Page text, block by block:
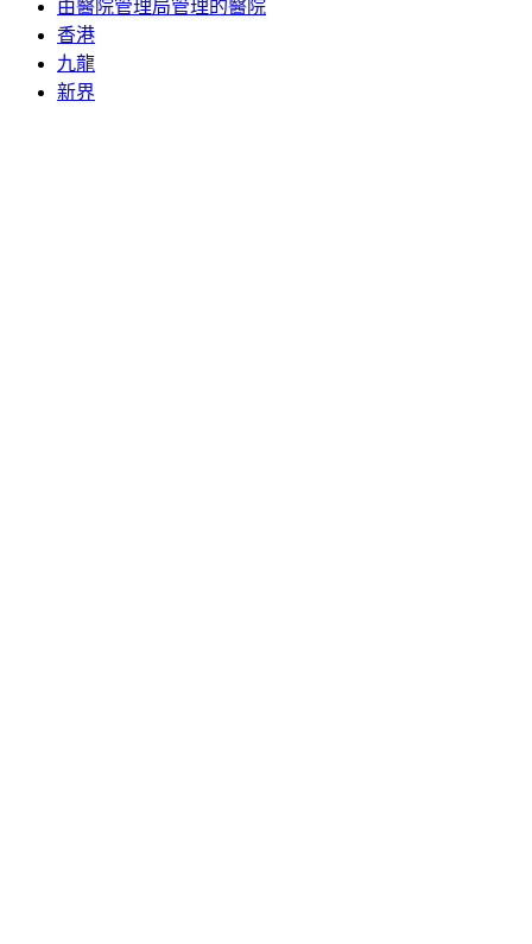
由醫院管理局管理的醫院
香港
九龍
新界